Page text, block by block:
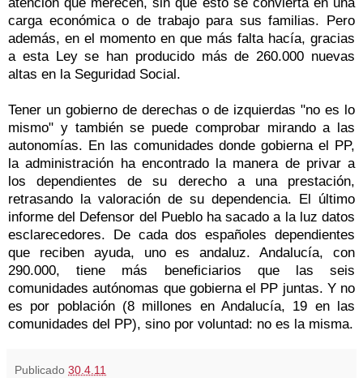
carga económica o de trabajo para sus familias. Pero
además, en el momento en que más falta hacía, gracias
a esta Ley se han producido más de 260.000 nuevas
altas en la Seguridad Social.
Tener un gobierno de derechas o de izquierdas "no es lo
mismo" y también se puede comprobar mirando a las
autonomías. En las comunidades donde gobierna el PP,
la administración ha encontrado la manera de privar a
los dependientes de su derecho a una prestación,
retrasando la valoración de su dependencia. El último
informe del Defensor del Pueblo ha sacado a la luz datos
esclarecedores. De cada dos españoles dependientes
que reciben ayuda, uno es andaluz. Andalucía, con
290.000, tiene más beneficiarios que las seis
comunidades autónomas que gobierna el PP juntas. Y no
es por población (8 millones en Andalucía, 19 en las
comunidades del PP), sino por voluntad: no es la misma.
Publicado 30.4.11